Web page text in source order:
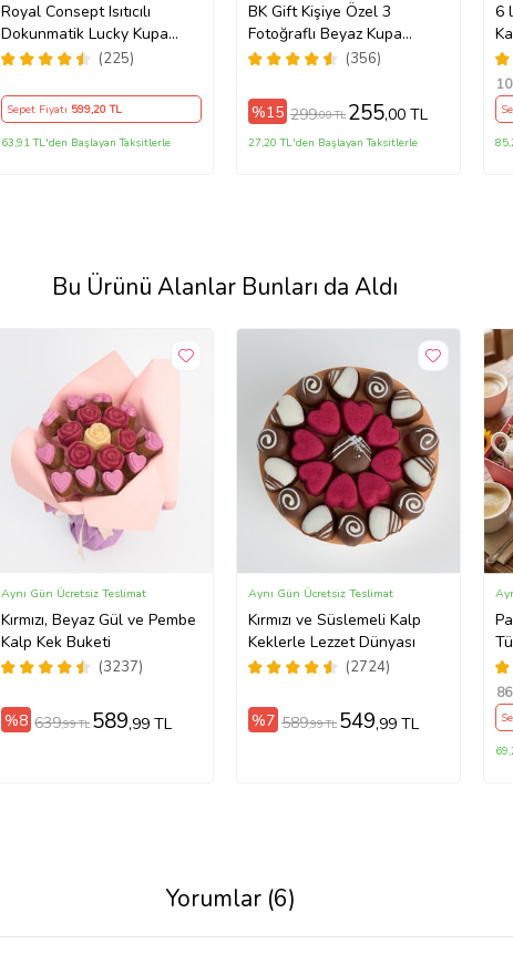
Royal Consept Isıtıcılı
Dokunmatik Lucky Kupa
Bardak Seti
(225)
Sepet Fiyatı 599,20 TL
63,91 TL'den Başlayan Taksitlerle
BK Gift Kişiye Özel 3
Fotoğraflı Beyaz Kupa
Bardak, Sevgiliye Hediye,
(356)
%15 299,00 TL 255,00 TL
27,20 TL'den Başlayan Taksitlerle
6 li Çiğdem
Bu Ürünü Alanlar Bunları da Aldı
Kırmızı, Beyaz Gül ve Pembe
Kalp Kek Buketi
(3237)
Aynı Gün Ücretsiz Teslimat
%8 639,99 TL 589,99 TL
Kırmızı ve Süslemeli Kalp
Keklerle Lezzet Dünyası
(2724)
Aynı Gün Ücretsiz Teslimat
%7 589,99 TL 549,99 TL
&
Yorumlar (6)